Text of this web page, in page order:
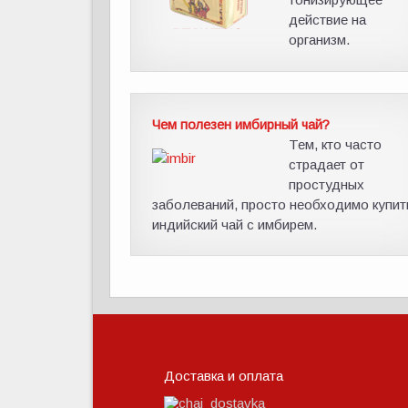
действие на
организм.
Чем полезен имбирный чай?
Тем, кто часто
страдает от
простудных
заболеваний, просто необходимо
индийский чай с имбирем.
Доставка и оплата